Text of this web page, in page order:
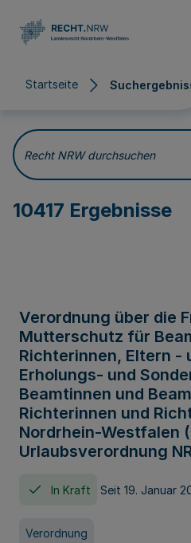
Startseite
Recht NRW durchsuchen
10417 Ergebnisse
Verordnung über die
Mutterschutz für
Richterinnen, Eltern -
Erholungs- und
Beamtinnen und
Richterinnen und
Nordrhein-Westfalen
Urlaubsverordnung
In Kraft Seit 19. Januar
Verordnung